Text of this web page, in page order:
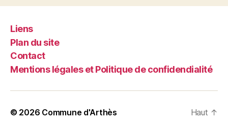
Liens
Plan du site
Contact
Mentions légales et Politique de confidendialité
© 2026 Commune d'Arthès Haut ↑